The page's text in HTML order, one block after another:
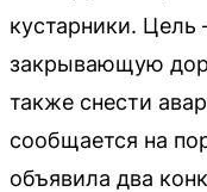
кустарники. Цель
закрывающую
также снести
сообщается на
объявила два